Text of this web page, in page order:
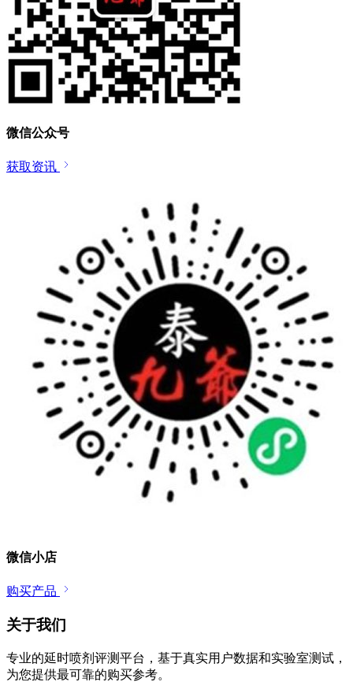
微信公众号
获取资讯
微信小店
购买产品
关于我们
专业的延时喷剂评测平台，基于真实用户数据和实验室测试，
为您提供最可靠的购买参考。